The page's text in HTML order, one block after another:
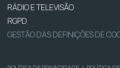
RÁDIO E TELEVISÃO
RGPD
GESTÃO DAS DEFINIÇÕES DE